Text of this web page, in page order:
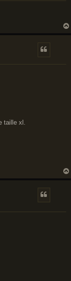
taille xl.